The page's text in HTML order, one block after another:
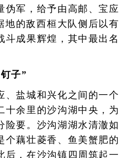
伪军，给予由高邮、宝应
地的敌西桓大队侧后以有
斗成果辉煌，其中最出名
子”
盐城和兴化之间的一个
十余里的沙沟湖中央，为
险要。沙沟湖湖水清澈如
个藕壮菱香、鱼美蟹肥的
后，在沙沟镇四周筑起一